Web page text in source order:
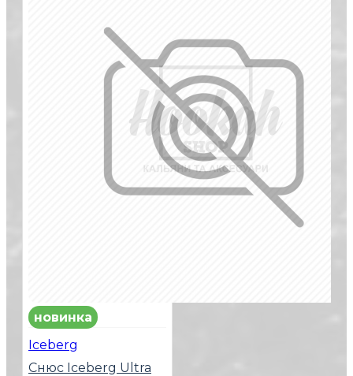
новинка
Iceberg
Снюс Iceberg Ultra